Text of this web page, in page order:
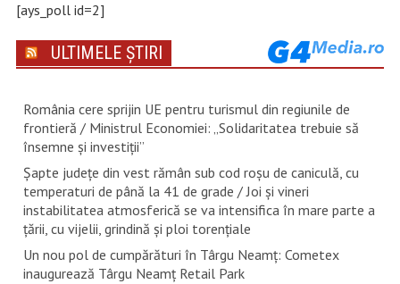
[ays_poll id=2]
ULTIMELE ȘTIRI
România cere sprijin UE pentru turismul din regiunile de
frontieră / Ministrul Economiei: „Solidaritatea trebuie să
însemne și investiții”
Șapte județe din vest rămân sub cod roșu de caniculă, cu
temperaturi de până la 41 de grade / Joi și vineri
instabilitatea atmosferică se va intensifica în mare parte a
țării, cu vijelii, grindină și ploi torențiale
Un nou pol de cumpărături în Târgu Neamț: Cometex
inaugurează Târgu Neamț Retail Park